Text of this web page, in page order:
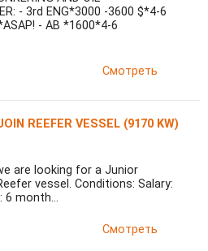
- 3rd ENG*3000 -3600 $*4-6
- AB *1600*4-6
Смотреть
REEFER VESSEL (9170 KW)
are looking for a Junior
vessel. Conditions: Salary:
6 month…
Смотреть